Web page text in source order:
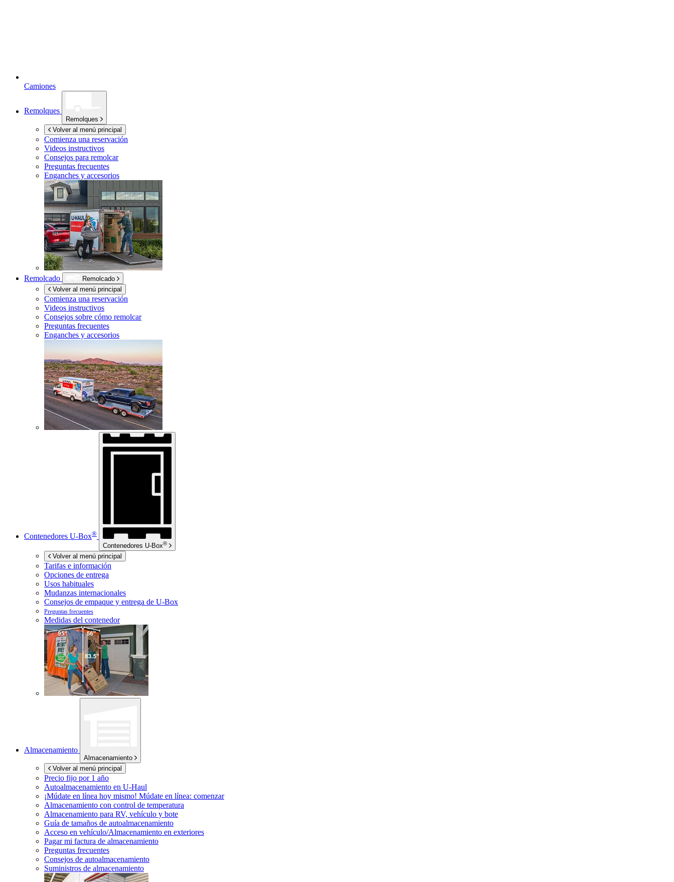
Camiones
Remolques
Remolques
Volver al menú principal
Comienza una reservación
Videos instructivos
Consejos para remolcar
Preguntas frecuentes
Enganches y accesorios
Remolcado
Remolcado
Volver al menú principal
Comienza una reservación
Videos instructivos
Consejos sobre cómo remolcar
Preguntas frecuentes
Enganches y accesorios
Contenedores U-Box®
Contenedores U-Box®
Volver al menú principal
Tarifas e información
Opciones de entrega
Usos habituales
Mudanzas internacionales
Consejos de empaque y entrega de U-Box
Preguntas frecuentes
Medidas del contenedor
Almacenamiento
Almacenamiento
Volver al menú principal
Precio fijo por 1 año
Autoalmacenamiento en U-Haul
¡Múdate en línea hoy mismo! Múdate en línea: comenzar
Almacenamiento con control de temperatura
Almacenamiento para RV, vehículo y bote
Guía de tamaños de autoalmacenamiento
Acceso en vehículo/Almacenamiento en exteriores
Pagar mi factura de almacenamiento
Preguntas frecuentes
Consejos de autoalmacenamiento
Suministros de almacenamiento